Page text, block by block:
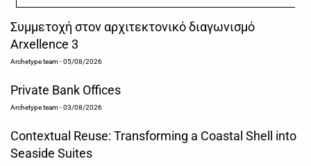
Συμμετοχή στον αρχιτεκτονικό διαγωνισμό
Arxellence 3
Archetype team- 05/08/2026
Private Bank Offices
Archetype team- 03/08/2026
Contextual Reuse: Transforming a Coastal Shell into
Seaside Suites